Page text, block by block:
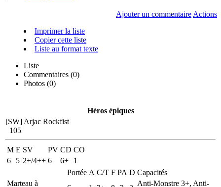
Ajouter un commentaire Actions
Imprimer la liste
Copier cette liste
Liste au format texte
Liste
Commentaires (0)
Photos (0)
Héros épiques
[SW] Arjac Rockfist
105
M E SV PV CD CO
6
5 2+/4++ 6 6+
1
Portée A C/T F PA D Capacités
Marteau à
Anti-Monstre 3+, Anti-